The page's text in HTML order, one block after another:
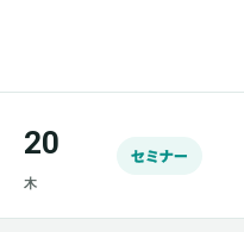
20
木
セミナー